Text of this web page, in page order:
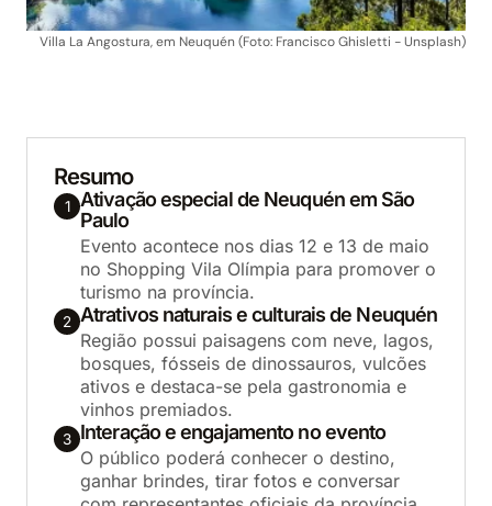
Villa La Angostura, em Neuquén (Foto: Francisco Ghisletti - Unsplash)
Resumo
1 Ativação especial de Neuquén em São
Paulo
Evento acontece nos dias 12 e 13 de maio
no Shopping Vila Olímpia para promover o
turismo na província.
2 Atrativos naturais e culturais de Neuquén
Região possui paisagens com neve, lagos,
bosques, fósseis de dinossauros, vulcões
ativos e destaca-se pela gastronomia e
vinhos premiados.
3 Interação e engajamento no evento
O público poderá conhecer o destino,
ganhar brindes, tirar fotos e conversar